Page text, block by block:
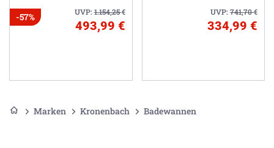
UVP:1.154,25€
-57%
493,99 €
UVP:741,70€
334,99 €
Marken Kronenbach Badewannen